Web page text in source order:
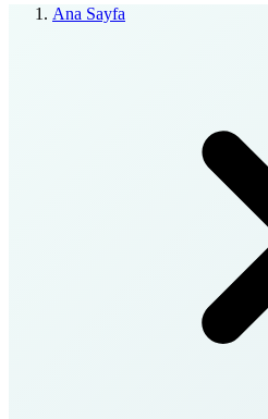
Ana Sayfa